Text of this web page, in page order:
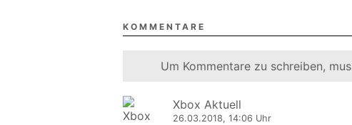
KOMMENTARE
Um Kommentare zu schreiben,
Xbox Aktuell
26.03.2018, 14:06 Uhr